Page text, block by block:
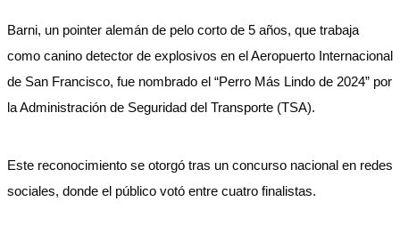
Barni, un pointer alemán de pelo corto de 5 años, que trabaja
como canino detector de explosivos en el Aeropuerto Internacional
de San Francisco, fue nombrado el “Perro Más Lindo de 2024” por
la Administración de Seguridad del Transporte (TSA).
Este reconocimiento se otorgó tras un concurso nacional en redes
sociales, donde el público votó entre cuatro finalistas.